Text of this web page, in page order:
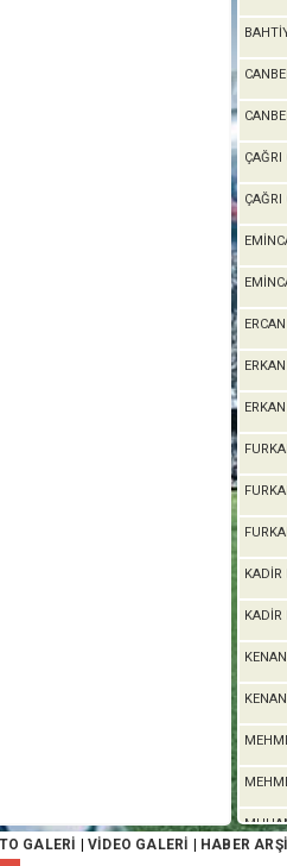
ÇAĞRI
ÇAĞRI
KADİR
KADİR
GALERİ VİDEO GALERİ HABER